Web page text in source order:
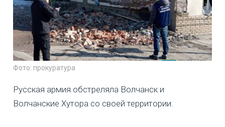
Фото: прокуратура
Русская армия обстреляла Волчанск и
Волчанские Хутора со своей территории.